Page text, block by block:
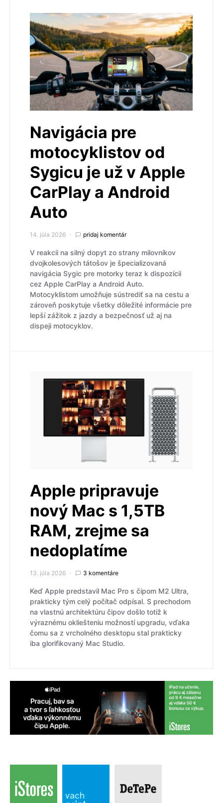
Navigácia pre
motocyklistov od
Sygicu je už v Apple
CarPlay a Android
Auto
14. júla 2026 pridaj komentár
V reakcii na silný dopyt zo strany milovníkov
dvojkolesových tátošov je špecializovaná
navigácia Sygic pre motorky teraz k dispozícii
cez Apple CarPlay a Android Auto.
Motocyklistom umožňuje sústrediť sa na cestu a
zároveň poskytuje všetky dôležité informácie pre
lepší zážitok z jazdy a bezpečnosť už aj na
dispeji motocyklov.
Apple pripravuje
nový Mac s 1,5TB
RAM, zrejme sa
nedoplatíme
13. júla 2026 3 komentáre
Keď Apple predstavil Mac Pro s čipom M2 Ultra,
prakticky tým celý počítač odpísal. S prechodom
na vlastnú architektúru čipov došlo totiž k
výraznému okliešteniu možností upgradu, vďaka
čomu sa z vrcholného desktopu stal prakticky
iba glorifikovaný Mac Studio.